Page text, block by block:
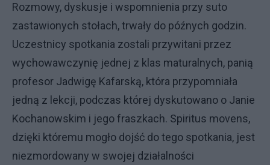
Rozmowy, dyskusje i wspomnienia przy suto
zastawionych stołach, trwały do późnych godzin.
Uczestnicy spotkania zostali przywitani przez
wychowawczynię jednej z klas maturalnych, panią
profesor Jadwigę Kafarską, która przypomniała
jedną z lekcji, podczas której dyskutowano o Janie
Kochanowskim i jego fraszkach. Spiritus movens,
dzięki któremu mogło dojść do tego spotkania, jest
niezmordowany w swojej działalności